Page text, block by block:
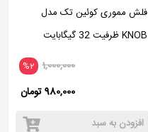
فلش مموری کوئین تک مدل
KNOB ظرفیت 32 گیگابایت
%2 1,000,000
980,000 تومان
افزودن به سبد